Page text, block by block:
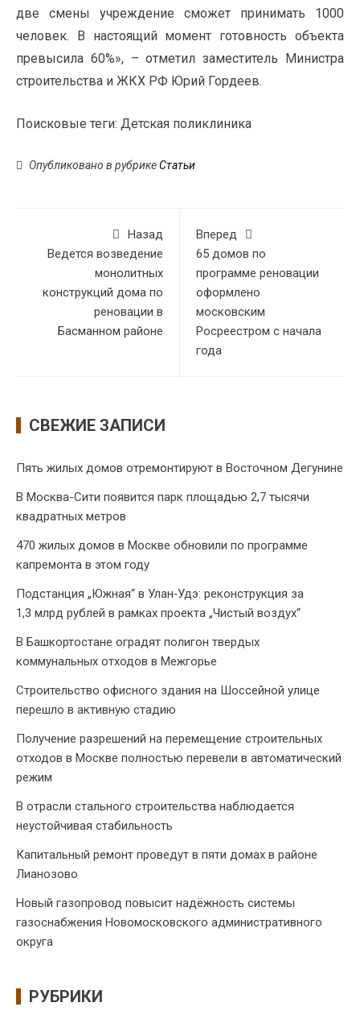
две смены учреждение сможет принимать 1000
человек. В настоящий момент готовность объекта
превысила 60%», – отметил заместитель Министра
строительства и ЖКХ РФ Юрий Гордеев.
Поисковые теги: Детская поликлиника
Опубликовано в рубрикеСтатьи
Назад
Ведется возведение
монолитных
конструкций дома по
реновации в
Басманном районе
Вперед
65 домов по
программе реновации
оформлено
московским
Росреестром с начала
года
СВЕЖИЕ ЗАПИСИ
Пять жилых домов отремонтируют в Восточном Дегунине
В Москва-Сити появится парк площадью 2,7 тысячи
квадратных метров
470 жилых домов в Москве обновили по программе
капремонта в этом году
Подстанция „Южная“ в Улан‑Удэ: реконструкция за
1,3 млрд рублей в рамках проекта „Чистый воздух“
В Башкортостане оградят полигон твердых
коммунальных отходов в Межгорье
Строительство офисного здания на Шоссейной улице
перешло в активную стадию
Получение разрешений на перемещение строительных
отходов в Москве полностью перевели в автоматический
режим
В отрасли стального строительства наблюдается
неустойчивая стабильность
Капитальный ремонт проведут в пяти домах в районе
Лианозово
Новый газопровод повысит надёжность системы
газоснабжения Новомосковского административного
округа
РУБРИКИ